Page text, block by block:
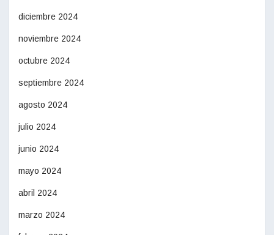
diciembre 2024
noviembre 2024
octubre 2024
septiembre 2024
agosto 2024
julio 2024
junio 2024
mayo 2024
abril 2024
marzo 2024